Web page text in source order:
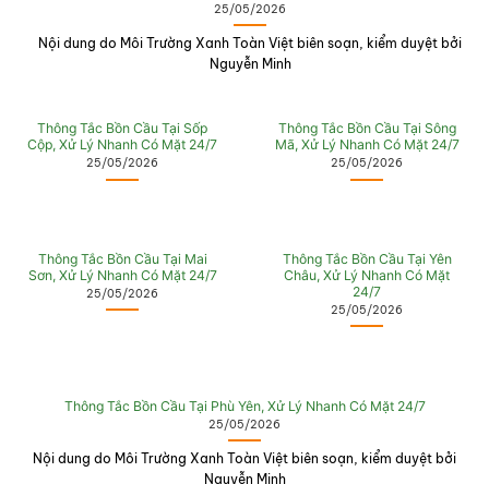
25/05/2026
Nội dung do Môi Trường Xanh Toàn Việt biên soạn, kiểm duyệt bởi
Nguyễn Minh
Thông Tắc Bồn Cầu Tại Sốp
Cộp, Xử Lý Nhanh Có Mặt 24/7
25/05/2026
Thông Tắc Bồn Cầu Tại Sông
Mã, Xử Lý Nhanh Có Mặt 24/7
25/05/2026
Thông Tắc Bồn Cầu Tại Mai
Sơn, Xử Lý Nhanh Có Mặt 24/7
25/05/2026
Thông Tắc Bồn Cầu Tại Yên
Châu, Xử Lý Nhanh Có Mặt
24/7
25/05/2026
Thông Tắc Bồn Cầu Tại Phù Yên, Xử Lý Nhanh Có Mặt 24/7
25/05/2026
Nội dung do Môi Trường Xanh Toàn Việt biên soạn, kiểm duyệt bởi
Nguyễn Minh